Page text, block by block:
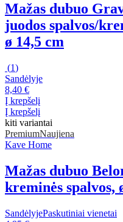
Mažas dubuo
juodos spalvos/
ø 14,5 cm
(1)
Sandėlyje
8,40 €
Į krepšelį
Į krepšelį
kiti variantai
PremiumNaujiena
Kave Home
Mažas dubuo
kreminės spalvos,
SandėlyjePaskutiniai vienetai